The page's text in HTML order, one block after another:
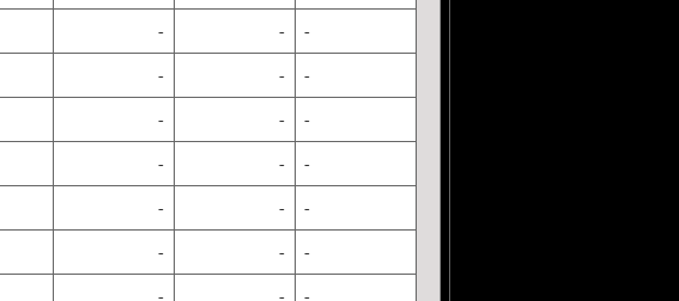
- - -
- - -
- - -
- - -
- - -
- - -
- - -